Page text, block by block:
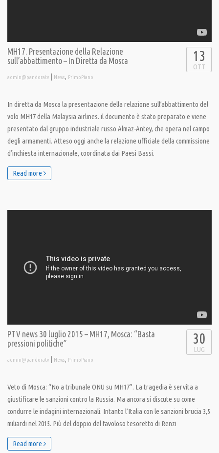
MH17. Presentazione della Relazione
sull’abbattimento – In Diretta da Mosca
admin@pandoratv | News, PrimoPiano
13
OTT
In diretta da Mosca la presentazione della relazione sull’abbattimento del
volo MH17 della Malaysia airlines. il documento è stato preparato e viene
presentato dal gruppo industriale russo Almaz-Antey, che opera nel campo
degli armamenti. Atteso oggi anche la relazione ufficiale della commissione
d’inchiesta internazionale, coordinata dai Paesi Bassi.
Read more
PTV news 30 luglio 2015 – MH17, Mosca: “Basta
pressioni politiche”
admin@pandoratv | News, PrimoPiano
30
LUG
Veto di Mosca: “No a tribunale ONU su MH17”. La tragedia è servita a
giustificare le sanzioni contro la Russia. Ma ancora si discute su come
condurre le indagini internazionali. Intanto l’Italia con le sanzioni brucia 3,5
miliardi nel 2015. Più del doppio del favoloso tesoretto di Renzi
Read more